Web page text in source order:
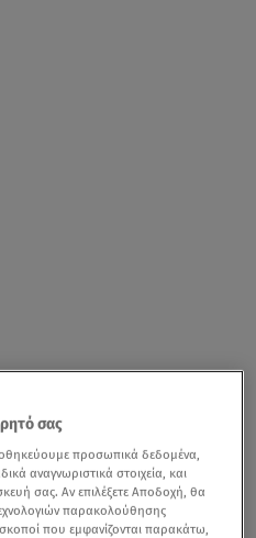
σας
προσωπικά δεδομένα,
αναγνωριστικά στοιχεία, και
σας. Αν επιλέξετε Αποδοχή, θα
παρακολούθησης
που εμφανίζονται παρακάτω,